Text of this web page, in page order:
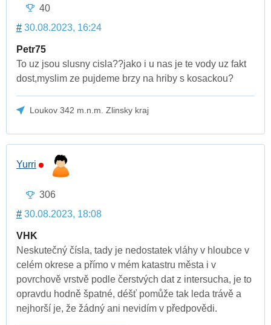
40
# 30.08.2023, 16:24
Petr75
To uz jsou slusny cisla??jako i u nas je te vody uz fakt
dost,myslim ze pujdeme brzy na hriby s kosackou?
Loukov 342 m.n.m. Zlinsky kraj
Yurri
306
# 30.08.2023, 18:08
VHK
Neskutečný čísla, tady je nedostatek vláhy v hloubce v
celém okrese a přímo v mém katastru města i v
povrchově vrstvě podle čerstvých dat z intersucha, je to
opravdu hodně špatné, déšť pomůže tak leda trávě a
nejhorší je, že žádný ani nevidím v předpovědi.